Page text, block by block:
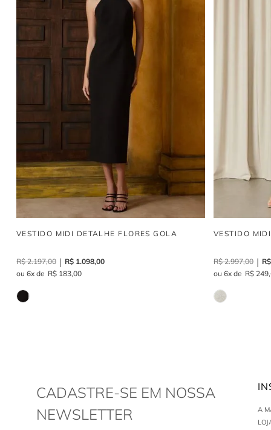
VESTIDO MIDI DETALHE FLORES GOLA
R$ 2.197,00 R$ 1.098,00
6
R$ 183,00
VESTIDO
R$ 2.997,00 R$
6
R$ 249,
CADASTRE-SE EM NOSSA
NEWSLETTER
A